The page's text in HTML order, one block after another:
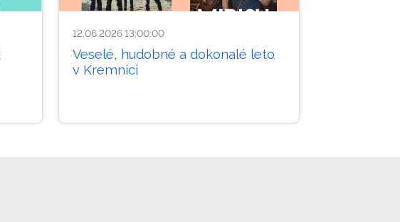
12.06.2026 13:00:00
Veselé, hudobné a dokonalé leto
v Kremnici